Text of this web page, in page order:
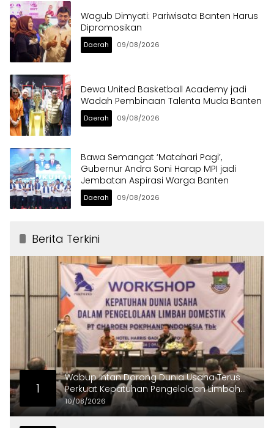
Wagub Dimyati: Pariwisata Banten Harus
Dipromosikan
Daerah 09/08/2026
Dewa United Basketball Academy jadi
Wadah Pembinaan Talenta Muda Banten
Daerah 09/08/2026
Bawa Semangat ‘Matahari Pagi’,
Gubernur Andra Soni Harap MPI jadi
Jembatan Aspirasi Warga Banten
Daerah 09/08/2026
Berita Terkini
1
Wabup Intan Dorong Dunia Usaha Terus
Perkuat Kepatuhan Pengelolaan Limbah
Domestik
10/08/2026